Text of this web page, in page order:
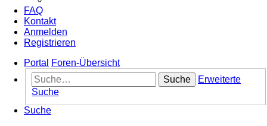
FAQ
Kontakt
Anmelden
Registrieren
Portal
Foren-Übersicht
Suche
Erweiterte
Suche
Suche